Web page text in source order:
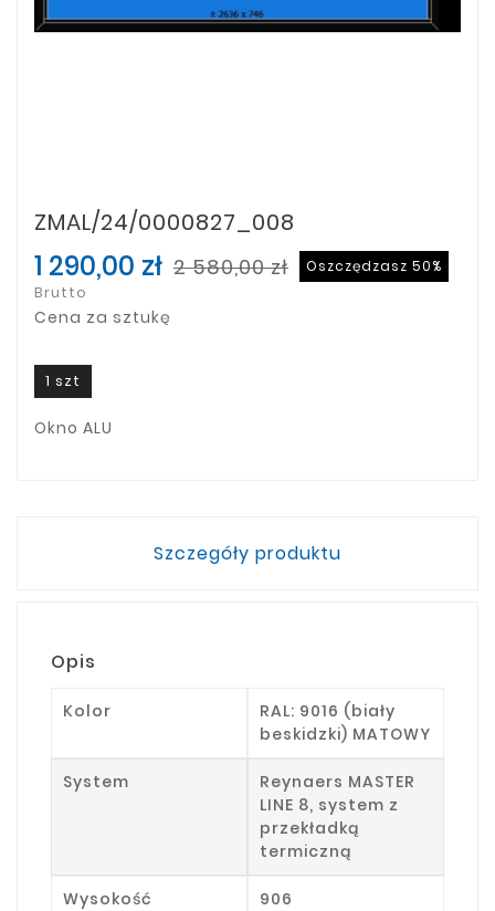
ZMAL/24/0000827_008
1 290,00 zł 2 580,00 zł Oszczędzasz 50%
Brutto
Cena za sztukę
1 szt
Okno ALU
Szczegóły produktu
Opis
Kolor
RAL: 9016 (biały
beskidzki) MATOWY
System
Reynaers MASTER
LINE 8, system z
przekładką
termiczną
Wysokość 906